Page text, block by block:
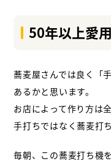
50年以上愛
蕎麦屋さんでは良く「
あるかと思います。
お店によって作り方は
手打ちではなく蕎麦打
毎朝、この蕎麦打ち機